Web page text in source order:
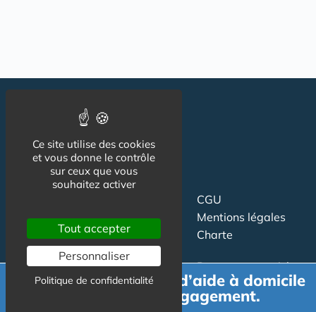
CGU
Mentions légales
Charte
Contact
Newsletter
Proposer un article
Relation presse
Demande de devis d’aide à domicile
gratuit et sans engagement.
Ce site utilise des cookies
et vous donne le contrôle
sur ceux que vous
souhaitez activer
Tout accepter
Personnaliser
Politique de confidentialité